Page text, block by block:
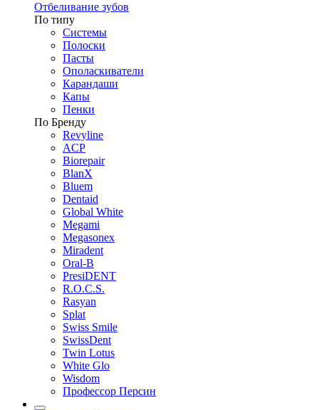
Отбеливание зубов
По типу
Системы
Полоски
Пасты
Ополаскиватели
Карандаши
Капы
Пенки
По Бренду
Revyline
ACP
Biorepair
BlanX
Bluem
Dentaid
Global White
Megami
Megasonex
Miradent
Oral-B
PresiDENT
R.O.C.S.
Rasyan
Splat
Swiss Smile
SwissDent
Twin Lotus
White Glo
Wisdom
Профессор Персин